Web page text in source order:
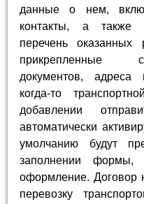
данные о нем,
контакты, а также
перечень оказанных
прикрепленные
документов, адреса
когда-то
добавлении
автоматически
умолчанию будут
заполнении формы,
оформление. Договор
перевозку